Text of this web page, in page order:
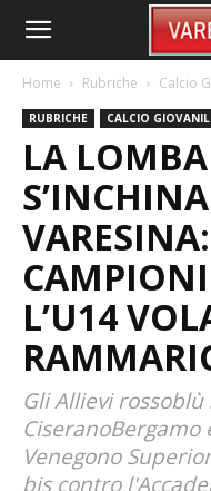
Home Rubriche Calcio
RUBRICHE CALCIO
LA
L’U14
Gli Allievi
Venegono
bis contro